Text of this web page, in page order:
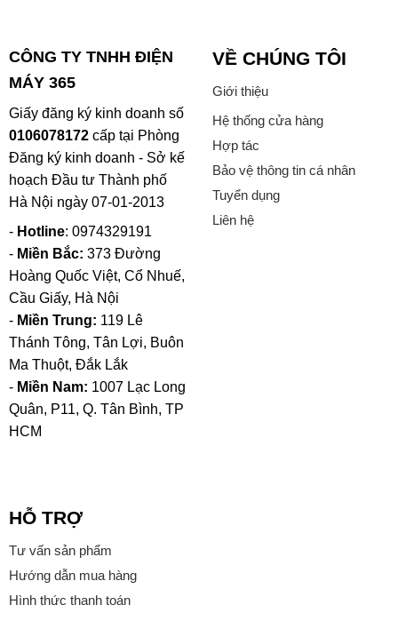
CÔNG TY TNHH ĐIỆN
MÁY 365
Giấy đăng ký kinh doanh số
0106078172cấp tại Phòng
Đăng ký kinh doanh - Sở kế
hoạch Đầu tư Thành phố
Hà Nội ngày 07-01-2013
- Hotline: 0974329191
- Miền Bắc: 373 Đường
Hoàng Quốc Việt, Cổ Nhuế,
Cầu Giấy, Hà Nội
- Miền Trung: 119 Lê
Thánh Tông, Tân Lợi, Buôn
Ma Thuột, Đắk Lắk
- Miền Nam: 1007 Lạc Long
Quân, P11, Q. Tân Bình, TP
HCM
VỀ CHÚNG TÔI
Giới thiệu
Hệ thống cửa hàng
Hợp tác
Bảo vệ thông tin cá nhân
Tuyển dụng
Liên hệ
HỖ TRỢ
Tư vấn sản phẩm
Hướng dẫn mua hàng
Hình thức thanh toán